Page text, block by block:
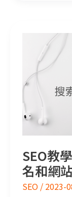
SEO教
名和網
SEO / 2023-